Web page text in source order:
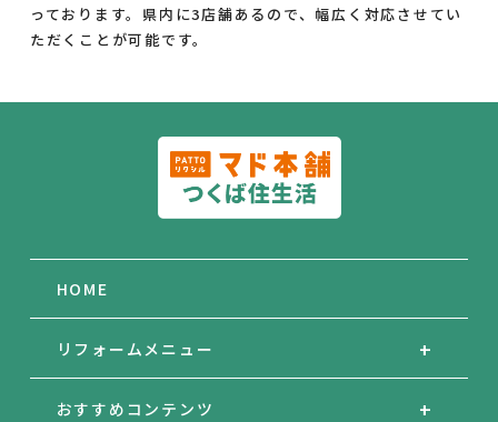
っております。県内に3店舗あるので、幅広く対応させてい
ただくことが可能です。
HOME
リフォームメニュー
おすすめコンテンツ